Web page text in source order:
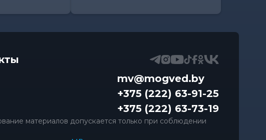
mv@mogved.by
+375 (222) 63-91-25
+375 (222) 63-73-19
материалов допускается только при соблюдении